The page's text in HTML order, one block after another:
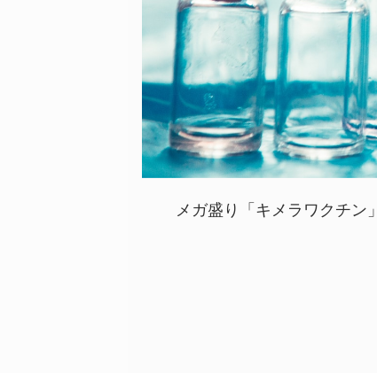
メガ盛り「キメラワクチ